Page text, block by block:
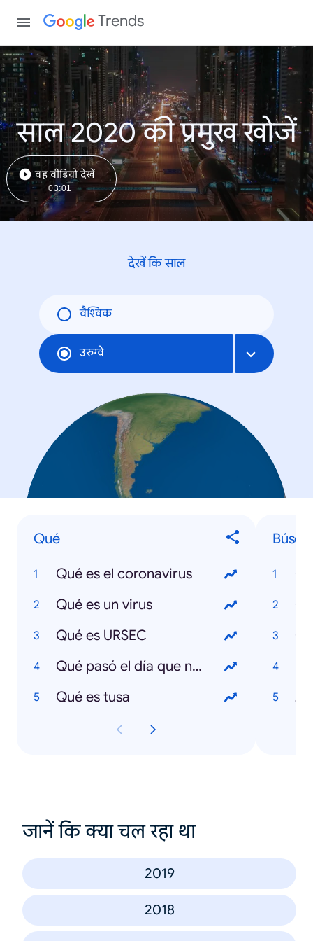
Trends
साल 2020 की प्रमुख खोजें
वह वीडियो देखें
03:01
देखें कि साल
वैश्विक
उरुग्वे
Qué
Qué es el coronavirus
Qué es un virus
Qué es URSEC
Qué pasó el día que nací
Qué es tusa
जानें कि क्या चल रहा था
2019
2018